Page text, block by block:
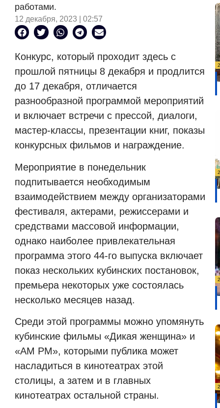
работами.
12 декабря, 2023 | 02:57
Конкурс, который проходит здесь с
прошлой пятницы 8 декабря и продлится
до 17 декабря, отличается
разнообразной программой мероприятий
и включает встречи с прессой, диалоги,
мастер-классы, презентации книг, показы
конкурсных фильмов и награждение.
Мероприятие в понедельник
подпитывается необходимым
взаимодействием между организаторами
фестиваля, актерами, режиссерами и
средствами массовой информации,
однако наиболее привлекательная
программа этого 44-го выпуска включает
показ нескольких кубинских постановок,
премьера некоторых уже состоялась
несколько месяцев назад.
Среди этой программы можно упомянуть
кубинские фильмы «Дикая женщина» и
«AM PM», которыми публика может
насладиться в кинотеатрах этой
столицы, а затем и в главных
кинотеатрах остальной страны.